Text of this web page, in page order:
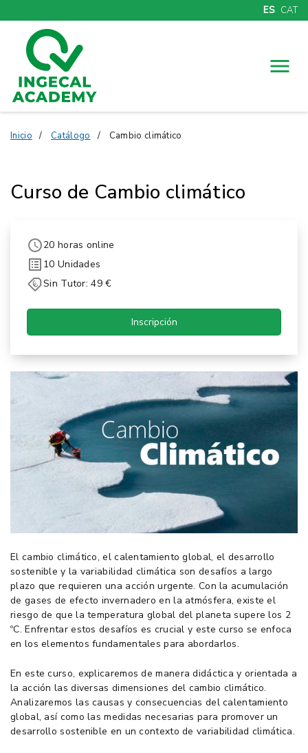
ES CAT
Menú
Inicio Catálogo Cambio climático
Curso de Cambio climático
20 horas online
10 Unidades
Sin Tutor: 49 €
Inscripción
El cambio climático, el calentamiento global, el desarrollo
sostenible y la variabilidad climática son desafíos a largo
plazo que requieren una acción urgente. Con la acumulación
de gases de efecto invernadero en la atmósfera, existe el
riesgo de que la temperatura global del planeta supere los 2
ºC. Enfrentar estos desafíos es crucial y este curso se enfoca
en los elementos fundamentales para abordarlos.
En este curso, explicaremos de manera didáctica y orientada a
la acción las diversas dimensiones del cambio climático.
Analizaremos las causas y consecuencias del calentamiento
global, así como las medidas necesarias para promover un
desarrollo sostenible en un contexto de variabilidad climática.